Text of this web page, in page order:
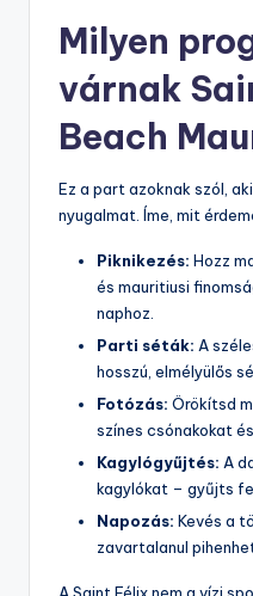
Milyen
várnak
Beach
Ez a part azoknak szól,
nyugalmat. Íme, mit
Piknikezés: Hozz
és mauritiusi
naphoz.
Parti séták: A
hosszú, elmélyülős
Fotózás: Örökítsd
színes csónakokat
Kagylógyűjtés: A
kagylókat – gyűjts
Napozás: Kevés a
zavartalanul